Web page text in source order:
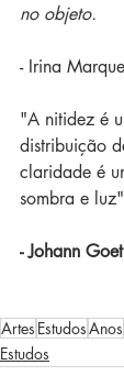
no objeto.
- Irina
"A nitidez é
distribuição
claridade é
sombra e luz"
- Johann
Artes EstudosAnos
Estudos